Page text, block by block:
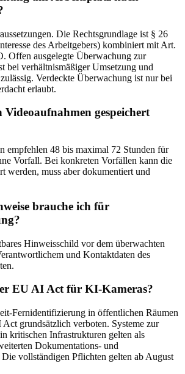
Die Rechtsgrundlage ist § 26
des Arbeitgebers) kombiniert mit Art.
Offen ausgelegte Überwachung zur
bei verhältnismäßiger Umsetzung und
Verdeckte Überwachung ist nur bei
erlaubt.
gespeichert
empfehlen 48 bis maximal 72 Stunden für
Vorfall. Bei konkreten Vorfällen kann die
werden, muss aber dokumentiert und
brauche ich für
Hinweisschild vor dem überwachten
und Kontaktdaten des
EU AI Act für KI-Kameras?
Fernidentifizierung in öffentlichen Räumen
grundsätzlich verboten. Systeme zur
kritischen Infrastrukturen gelten als
Dokumentations- und
vollständigen Pflichten gelten ab August